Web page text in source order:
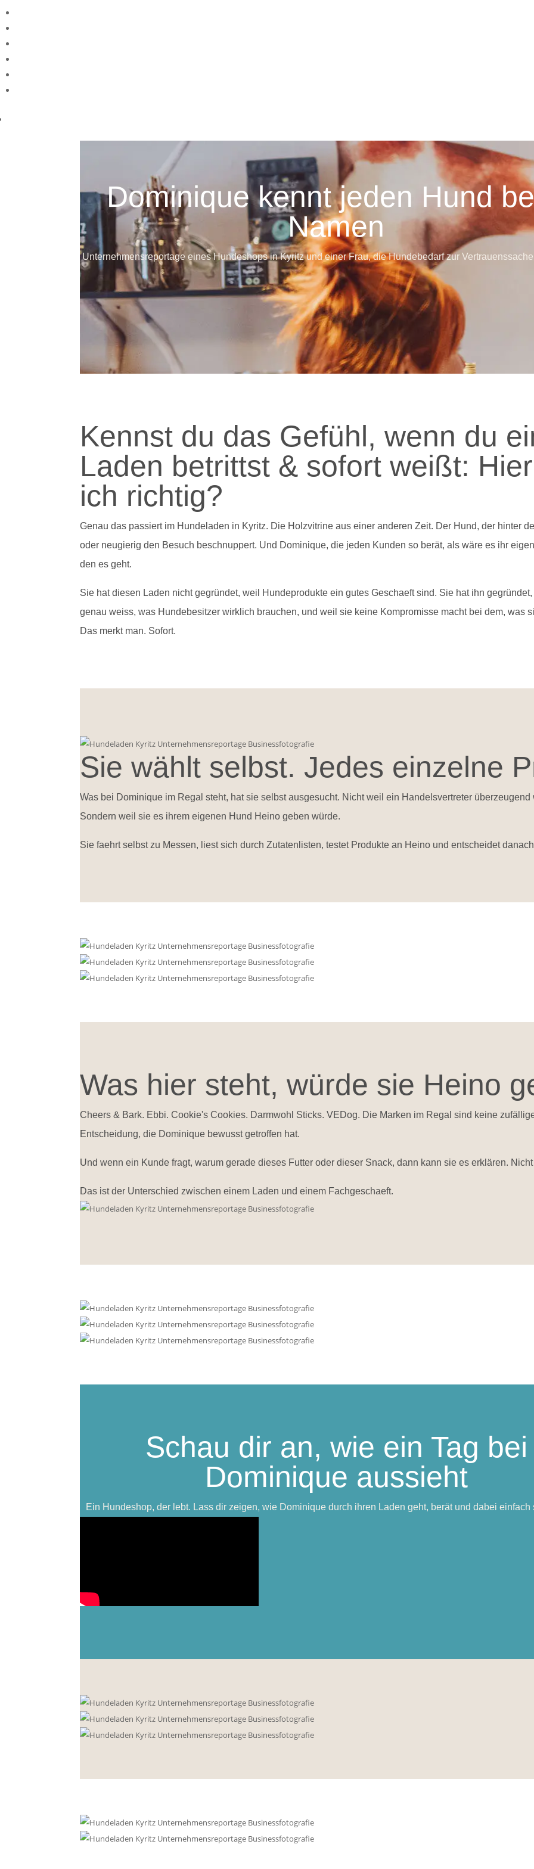
Dominique kennt jeden Hund
Namen
Unternehmensreportage eines Hundeshops in Kyritz und einer Frau, die Hundebedarf zur
Kennst du das Gefühl, wenn du
Laden betrittst & sofort weißt:
ich richtig?
Genau das passiert im Hundeladen in Kyritz. Die Holzvitrine aus einer anderen Zeit. Der Hund, der hinter
oder neugierig den Besuch beschnuppert. Und Dominique, die jeden Kunden so berät, als wäre es ihr
den es geht.
Sie hat diesen Laden nicht gegründet, weil Hundeprodukte ein gutes Geschaeft sind. Sie hat ihn
genau weiss, was Hundebesitzer wirklich brauchen, und weil sie keine Kompromisse macht bei dem, was
Das merkt man. Sofort.
Sie wählt selbst. Jedes einzelne
Was bei Dominique im Regal steht, hat sie selbst ausgesucht. Nicht weil ein Handelsvertreter
Sondern weil sie es ihrem eigenen Hund Heino geben würde.
Sie faehrt selbst zu Messen, liest sich durch Zutatenlisten, testet Produkte an Heino und entscheidet
Was hier steht, würde sie Heino
Cheers & Bark. Ebbi. Cookie's Cookies. Darmwohl Sticks. VEDog. Die Marken im Regal sind keine
Entscheidung, die Dominique bewusst getroffen hat.
Und wenn ein Kunde fragt, warum gerade dieses Futter oder dieser Snack, dann kann sie es erklären.
Das ist der Unterschied zwischen einem Laden und einem Fachgeschaeft.
Schau dir an, wie ein Tag bei
Dominique aussieht
Ein Hundeshop, der lebt. Lass dir zeigen, wie Dominique durch ihren Laden geht, berät und dabei einfach